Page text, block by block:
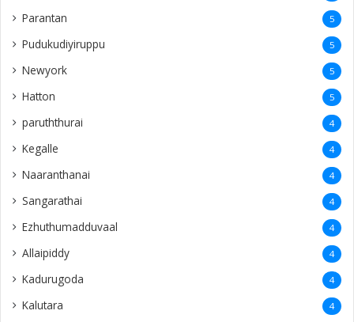
Parantan 5
Pudukudiyiruppu 5
Newyork 5
Hatton 5
paruththurai 4
Kegalle 4
Naaranthanai 4
Sangarathai 4
Ezhuthumadduvaal 4
Allaipiddy 4
Kadurugoda 4
Kalutara 4